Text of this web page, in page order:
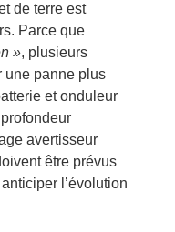
de terre est
Parce que
», plusieurs
une panne plus
et onduleur
avertisseur
être prévus
l’évolution